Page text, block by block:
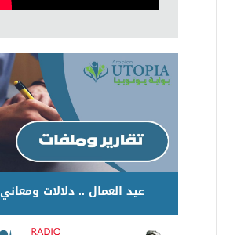
عيد العمال .. دلالات ومعاني